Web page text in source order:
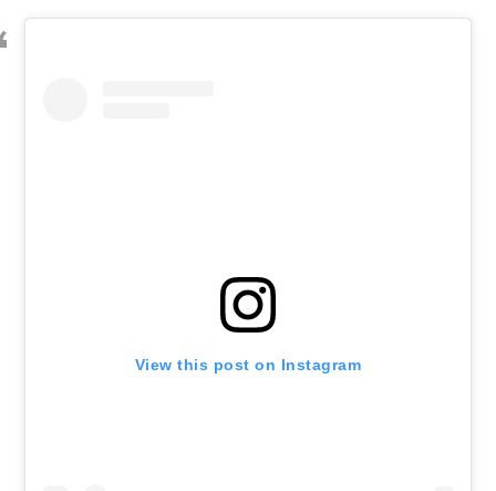
View this post on Instagram